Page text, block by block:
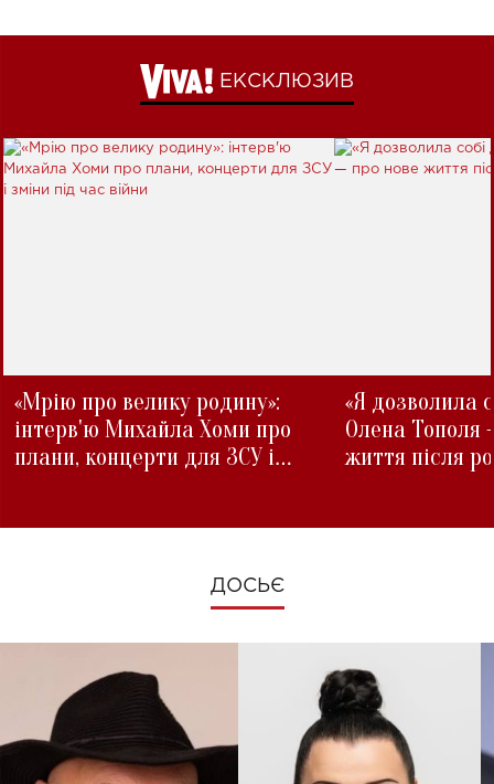
ЕКСКЛЮЗИВ
«Мрію про велику родину»:
інтерв'ю Михайла Хоми про
плани, концерти для ЗСУ і
«Я дозволила
Олена Тополя
життя після
ДОСЬЄ